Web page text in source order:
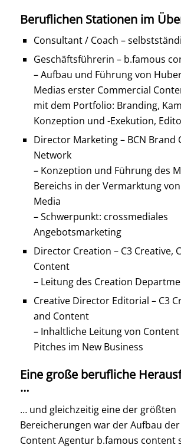
Beruflichen Stationen im
Consultant / Coach –
Geschäftsführerin – b.famous
– Aufbau und Führung von
Medias erster Commercial
mit dem Portfolio: Branding,
Konzeption und -Exekution,
Director Marketing – BCN Brand
Network
– Konzeption und Führung des
Bereichs in der Vermarktung
Media
– Schwerpunkt: crossmediales
Angebotsmarketing
Director Creation – C3 Creative,
Content
– Leitung des Creation
Creative Director Editorial – C3
and Content
– Inhaltliche Leitung von
Pitches im New Business
Eine große berufliche
…
… und gleichzeitig eine der größten
Bereicherungen war der Aufbau
Content Agentur b.famous content